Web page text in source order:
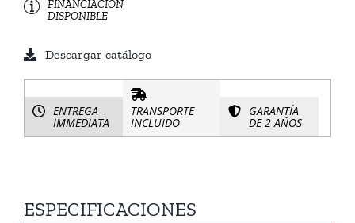
FINANCIACIÓN
DISPONIBLE
Descargar catálogo
ENTREGA
IMMEDIATA
TRANSPORTE
INCLUIDO
GARANTÍA
DE 2 AÑOS
ESPECIFICACIONES